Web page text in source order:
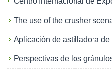
The use of the crusher
Aplicación de astilladora de
Perspectivas de los